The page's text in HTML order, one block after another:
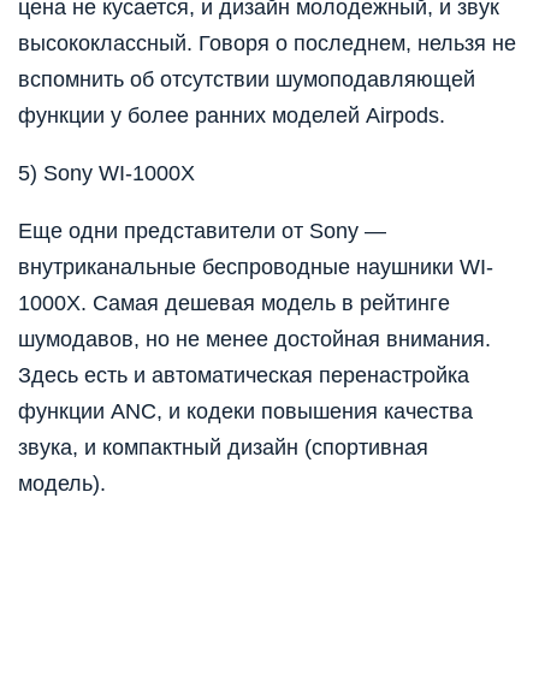
цена не кусается, и дизайн молодежный, и звук
высококлассный. Говоря о последнем, нельзя не
вспомнить об отсутствии шумоподавляющей
функции у более ранних моделей Airpods.
5) Sony WI-1000X
Еще одни представители от Sony —
внутриканальные беспроводные наушники WI-
1000X. Самая дешевая модель в рейтинге
шумодавов, но не менее достойная внимания.
Здесь есть и автоматическая перенастройка
функции ANC, и кодеки повышения качества
звука, и компактный дизайн (спортивная
модель).